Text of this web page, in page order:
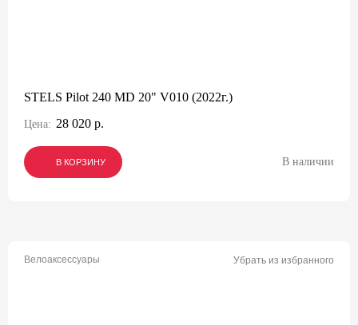
STELS Pilot 240 MD 20" V010 (2022г.)
Цена: 28 020 р.
В КОРЗИНУ
В КОРЗИНУ
В КОРЗИНУ В наличии
Велоаксессуары Убрать из избранного